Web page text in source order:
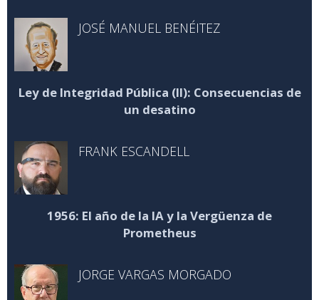
JOSÉ MANUEL BENÉITEZ
Ley de Integridad Pública (II): Consecuencias de
un desatino
FRANK ESCANDELL
1956: El año de la IA y la Vergüenza de
Prometheus
JORGE VARGAS MORGADO